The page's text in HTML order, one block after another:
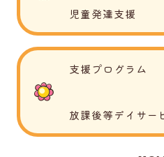
児童発達支援
支援プログラム
放課後等デイサー